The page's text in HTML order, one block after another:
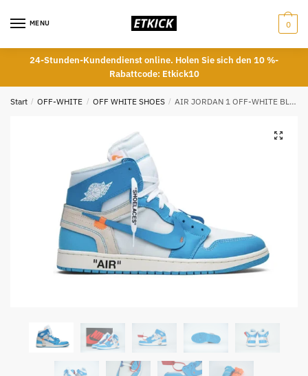
MENU 0
24-Stunden-Kundendienst online. Holen Sie sich den 10 %-
Rabattcode: Etkick10
Start / OFF-WHITE / OFF WHITE SHOES / AIR JORDAN 1 OFF-WHITE BLUE “UNC” UNIVERSITY BLUE REPS